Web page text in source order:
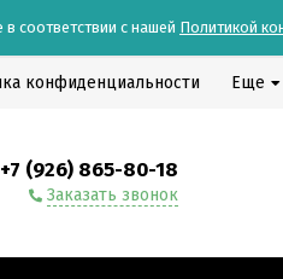
соответствии с нашей Политикой
конфиденциальности Еще
+7 (926) 865-80-18
Заказать звонок